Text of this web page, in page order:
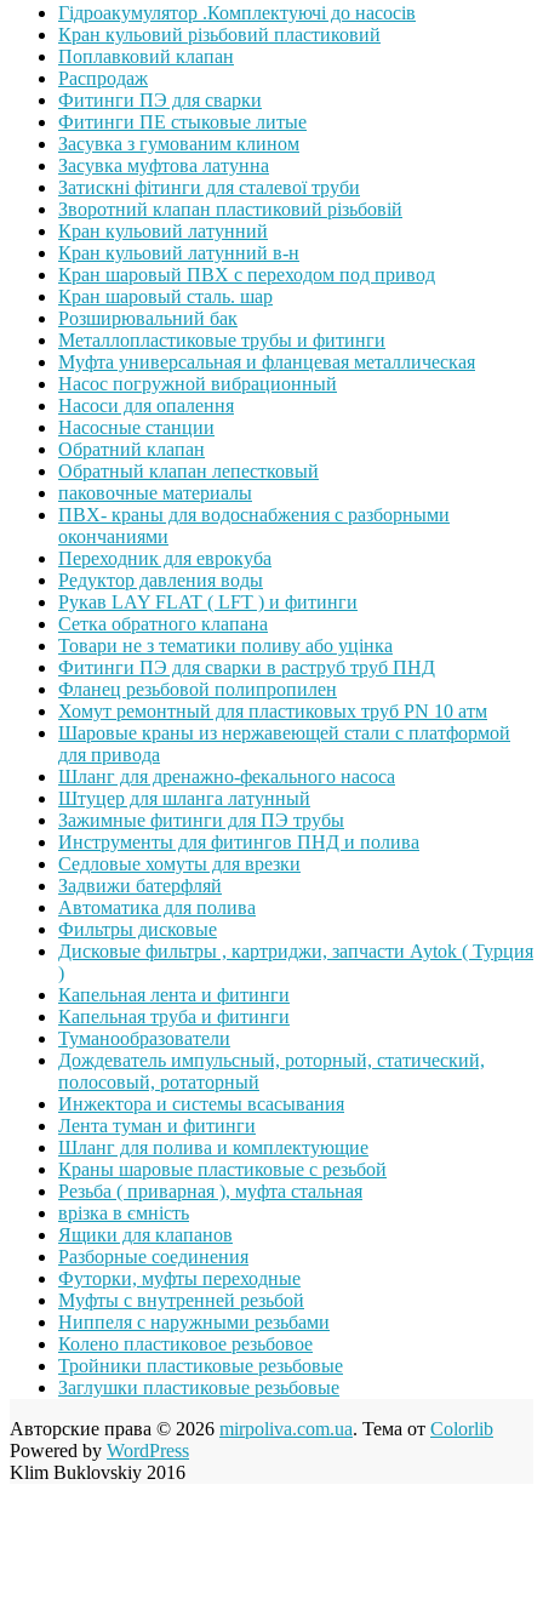
Гідроакумулятор .Комплектуючі до насосів
Кран кульовий різьбовий пластиковий
Поплавковий клапан
Распродаж
Фитинги ПЭ для сварки
Фитинги ПЕ стыковые литые
Засувка з гумованим клином
Засувка муфтова латунна
Затискні фітинги для сталевої труби
Зворотний клапан пластиковий різьбовій
Кран кульовий латунний
Кран кульовий латунний в-н
Кран шаровый ПВХ с переходом под привод
Кран шаровый сталь. шар
Розширювальний бак
Металлопластиковые трубы и фитинги
Муфта универсальная и фланцевая металлическая
Насос погружной вибрационный
Насоси для опалення
Насосные станции
Обратний клапан
Обратный клапан лепестковый
паковочные материалы
ПВХ- краны для водоснабжения с разборными
окончаниями
Переходник для еврокуба
Редуктор давления воды
Рукав LAY FLAT ( LFT ) и фитинги
Сетка обратного клапана
Товари не з тематики поливу або уцінка
Фитинги ПЭ для сварки в раструб труб ПНД
Фланец резьбовой полипропилен
Хомут ремонтный для пластиковых труб PN 10 атм
Шаровые краны из нержавеющей стали с платформой
для привода
Шланг для дренажно-фекального насоса
Штуцер для шланга латунный
Зажимные фитинги для ПЭ трубы
Инструменты для фитингов ПНД и полива
Седловые хомуты для врезки
Задвижи батерфляй
Автоматика для полива
Фильтры дисковые
Дисковые фильтры , картриджи, запчасти Aytok ( Турция
)
Капельная лента и фитинги
Капельная труба и фитинги
Туманообразователи
Дождеватель импульсный, роторный, статический,
полосовый, ротаторный
Инжектора и системы всасывания
Лента туман и фитинги
Шланг для полива и комплектующие
Краны шаровые пластиковые с резьбой
Резьба ( приварная ), муфта стальная
врізка в ємність
Ящики для клапанов
Разборные соединения
Футорки, муфты переходные
Муфты с внутренней резьбой
Ниппеля с наружными резьбами
Колено пластиковое резьбовое
Тройники пластиковые резьбовые
Заглушки пластиковые резьбовые
Авторские права © 2026 mirpoliva.com.ua. Тема от Colorlib
Powered by WordPress
Klim Buklovskiy 2016